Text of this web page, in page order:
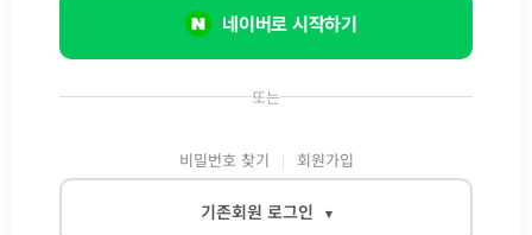
또는
비밀번호 찾기 회원가입
기존회원 로그인 ▾
네이버로 시작하기